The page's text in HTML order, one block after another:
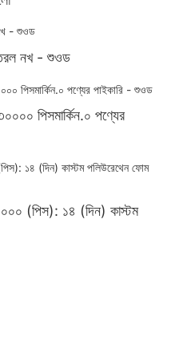
তরল নখ - শুওড
পিসমার্কিন.০ পণ্যের
(পিস): ১৪ (দিন) কাস্টম